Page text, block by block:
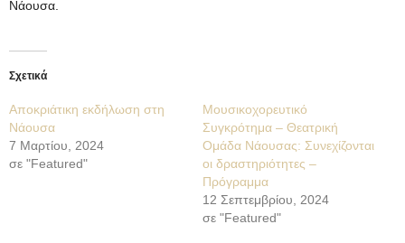
Νάουσα.
Σχετικά
Αποκριάτικη εκδήλωση στη
Νάουσα
7 Μαρτίου, 2024
σε "Featured"
Μουσικοχορευτικό
Συγκρότημα – Θεατρική
Ομάδα Νάουσας: Συνεχίζονται
οι δραστηριότητες –
Πρόγραμμα
12 Σεπτεμβρίου, 2024
σε "Featured"